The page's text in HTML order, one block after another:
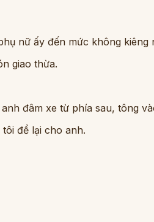
nữ ấy đến mức không kiêng
giao thừa.
đâm xe từ phía sau, tông
để lại cho anh.